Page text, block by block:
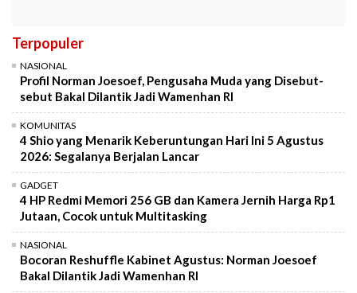
Terpopuler
NASIONAL
Profil Norman Joesoef, Pengusaha Muda yang Disebut-
sebut Bakal Dilantik Jadi Wamenhan RI
KOMUNITAS
4 Shio yang Menarik Keberuntungan Hari Ini 5 Agustus
2026: Segalanya Berjalan Lancar
GADGET
4 HP Redmi Memori 256 GB dan Kamera Jernih Harga Rp1
Jutaan, Cocok untuk Multitasking
NASIONAL
Bocoran Reshuffle Kabinet Agustus: Norman Joesoef
Bakal Dilantik Jadi Wamenhan RI